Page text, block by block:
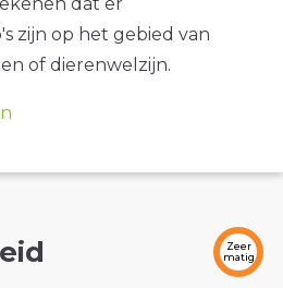
zijn op het gebied van
of dierenwelzijn.
Zeer
matig